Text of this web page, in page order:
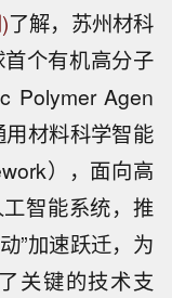
了解，苏州材科
个有机高分子
Polymer Agen
材料科学智能
），面向高
智能系统，推
”加速跃迁，为
关键的技术支